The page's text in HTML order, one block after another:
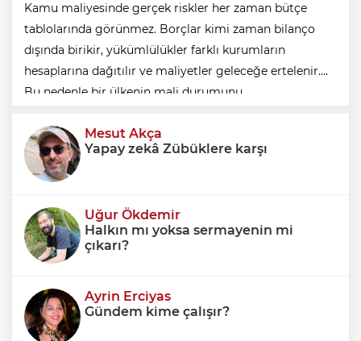
Kamu maliyesinde gerçek riskler her zaman bütçe
tablolarında görünmez. Borçlar kimi zaman bilanço
dışında birikir, yükümlülükler farklı kurumların
hesaplarına dağıtılır ve maliyetler geleceğe ertelenir.
Bu nedenle bir ülkenin mali durumunu
borç stok
Mesut Akça
Yapay zekâ Zübüklere karşı
Uğur Ökdemir
Halkın mı yoksa sermayenin mi
çıkarı?
Ayrin Erciyas
Gündem kime çalışır?